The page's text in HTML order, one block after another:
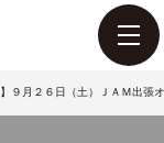
９月２６日（土）ＪＡＭ出